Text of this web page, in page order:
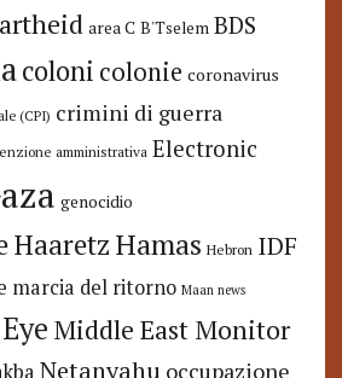
area C B'Tselem BDS
coloni colonie coronavirus
(CPI) crimini di guerra
amministrativa Electronic
genocidio
HaaretzHamas Hebron IDF
marcia del ritorno Maan news
Middle East Monitor
Netanyahu occupazione